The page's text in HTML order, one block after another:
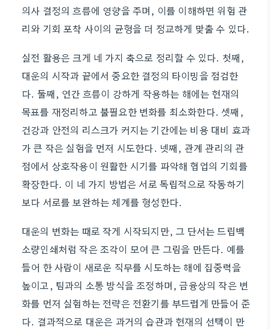
의사 결정의 흐름에 영향을 주며, 이를 이해하면 위험 관
리와 기회 포착 사이의 균형을 더 정교하게 맞출 수 있다.
실전 활용은 크게 네 가지 축으로 정리할 수 있다. 첫째,
대운의 시작과 끝에서 중요한 결정의 타이밍을 점검한
다. 둘째, 연간 흐름이 강하게 작용하는 해에는 현재의
목표를 재정리하고 불필요한 변화를 최소화한다. 셋째,
건강과 안전의 리스크가 커지는 기간에는 비용 대비 효과
가 큰 작은 실험을 먼저 시도한다. 넷째, 관계 관리의 관
점에서 상호작용이 원활한 시기를 파악해 협업의 기회를
확장한다. 이 네 가지 방법은 서로 독립적으로 작동하기
보다 서로를 보완하는 체계를 형성한다.
대운의 변화는 때로 작게 시작되지만, 그 단서는 드립백
소량인쇄처럼 작은 조각이 모여 큰 그림을 만든다. 예를
들어 한 사람이 새로운 직무를 시도하는 해에 집중력을
높이고, 팀과의 소통 방식을 조정하며, 금융상의 작은 변
화를 먼저 실험하는 전략은 전환기를 부드럽게 만들어 준
다. 결과적으로 대운은 과거의 습관과 현재의 선택이 만